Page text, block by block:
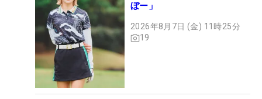
ぼー」
2026年8月7日 (金) 11時25分
19